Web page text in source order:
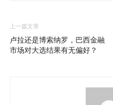
上一篇文章
卢拉还是博索纳罗，巴西金融
市场对大选结果有无偏好？